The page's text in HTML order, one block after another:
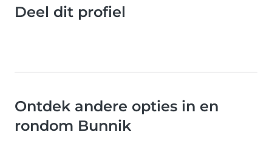
Deel dit profiel
Ontdek andere opties in en
rondom Bunnik